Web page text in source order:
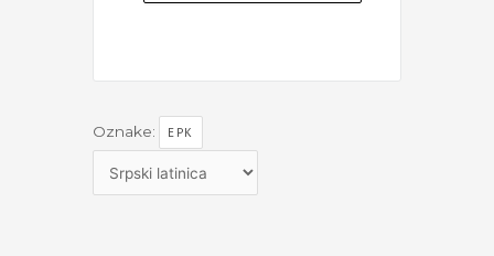
Oznake: EPK